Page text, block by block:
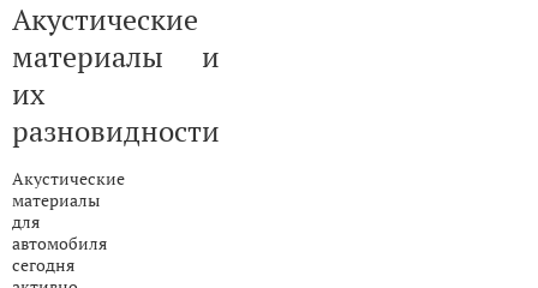
Акустические
материалы и
их
разновидности
Акустические
материалы
для
автомобиля
сегодня